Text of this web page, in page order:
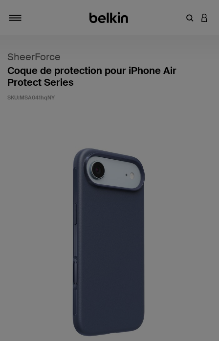
Saisir
SheerForce
Coque de protection pour iPhone Air
Protect Series
SKU:MSA041hqNY